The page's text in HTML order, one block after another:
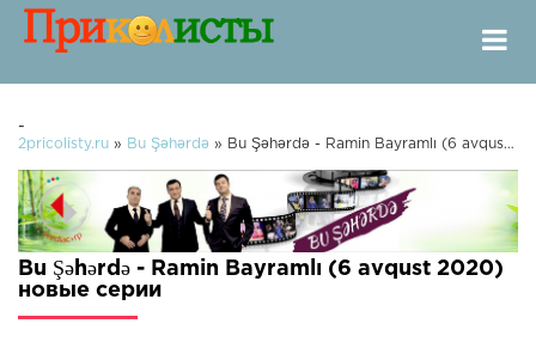
-
2pricolisty.ru » Bu Şəhərdə » Bu Şəhərdə - Ramin Bayramlı (6 avqust 2020)
Bu Şəhərdə - Ramin Bayramlı (6 avqust 2020)
новые серии